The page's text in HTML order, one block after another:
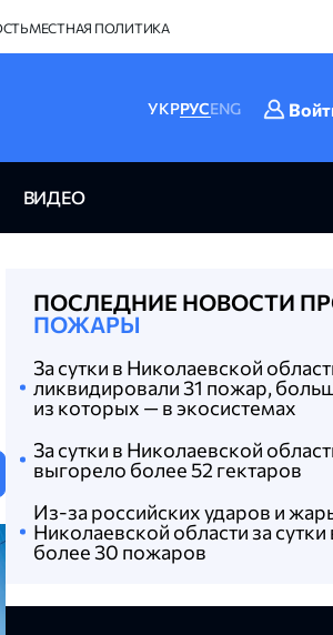
МЕСТНАЯ ПОЛИТИКА
УКРРУСENG
ВИДЕО
ПОСЛЕДНИЕ НОВОСТИ
ПОЖАРЫ
За сутки в Николаевской
ликвидировали 31 пожар,
из которых — в экосистемах
За сутки в Николаевской
выгорело более 52 гектаров
Из-за российских ударов и
Николаевской области за
более 30 пожаров